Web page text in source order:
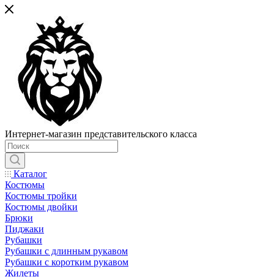
Интернет-магазин представительского класса
Каталог
Костюмы
Костюмы тройки
Костюмы двойки
Брюки
Пиджаки
Рубашки
Рубашки с длинным рукавом
Рубашки с коротким рукавом
Жилеты